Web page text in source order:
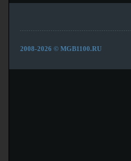
2008-2026 © MGB1100.RU